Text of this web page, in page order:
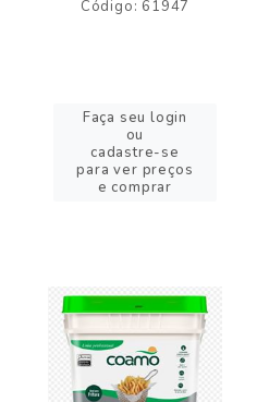
Código: 61947
Faça seu login
ou
cadastre-se
para ver preços
e comprar